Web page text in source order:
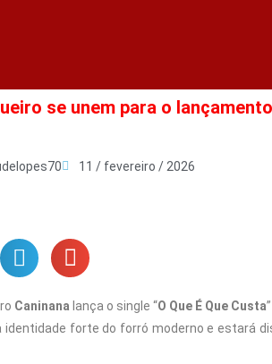
se unem para o
11 / fevereiro / 2026
Caninana lança o single “O Que É Que Custa
forte do forró moderno e estará